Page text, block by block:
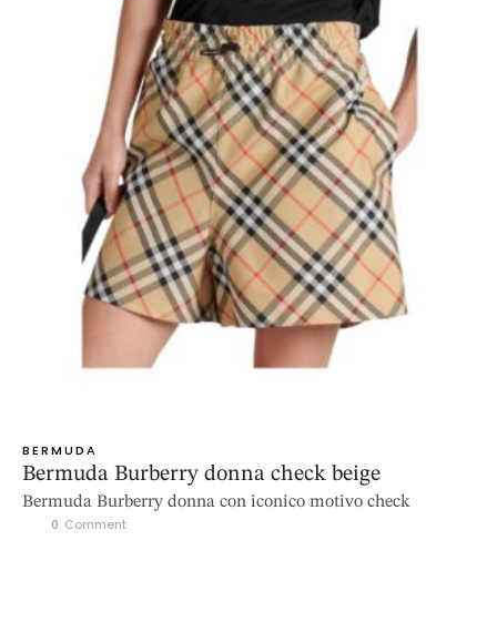
BERMUDA
Bermuda Burberry donna check beige
Bermuda Burberry donna con iconico motivo check
0 Comment